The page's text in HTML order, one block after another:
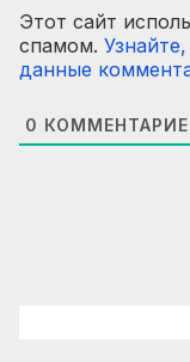
Этот сайт
спамом.
данные
0